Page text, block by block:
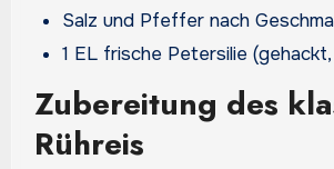
Salz und Pfeffer nach
1 EL frische Petersilie
Zubereitung des
Rühreis